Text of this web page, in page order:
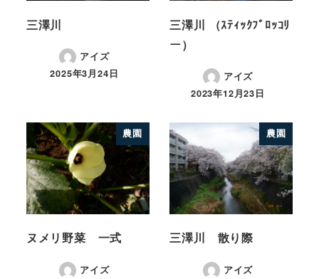
三澤川
アイズ
2025年3月24日
三澤川 （ｽﾃｨｯｸﾌﾞﾛｯｺﾘ
ー）
アイズ
2023年12月23日
農園
ヌメリ野菜 一式
アイズ
農園
三澤川 散り際
アイズ